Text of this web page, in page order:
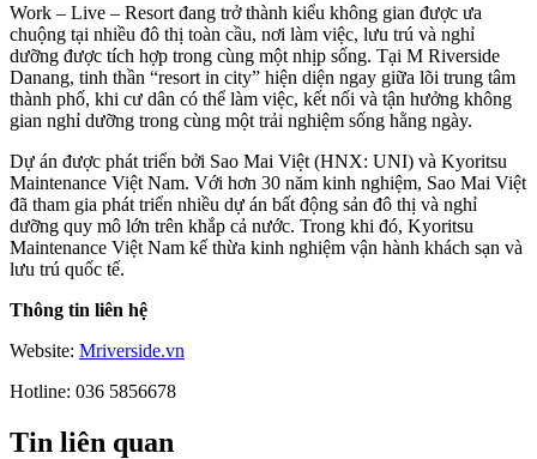
Work – Live – Resort đang trở thành kiểu không gian được ưa
chuộng tại nhiều đô thị toàn cầu, nơi làm việc, lưu trú và nghỉ
dưỡng được tích hợp trong cùng một nhịp sống. Tại M Riverside
Danang, tinh thần “resort in city” hiện diện ngay giữa lõi trung tâm
thành phố, khi cư dân có thể làm việc, kết nối và tận hưởng không
gian nghỉ dưỡng trong cùng một trải nghiệm sống hằng ngày.
Dự án được phát triển bởi Sao Mai Việt (HNX: UNI) và Kyoritsu
Maintenance Việt Nam. Với hơn 30 năm kinh nghiệm, Sao Mai Việt
đã tham gia phát triển nhiều dự án bất động sản đô thị và nghỉ
dưỡng quy mô lớn trên khắp cả nước. Trong khi đó, Kyoritsu
Maintenance Việt Nam kế thừa kinh nghiệm vận hành khách sạn và
lưu trú quốc tế.
Thông tin liên hệ
Website: Mriverside.vn
Hotline: 036 5856678
Tin liên quan